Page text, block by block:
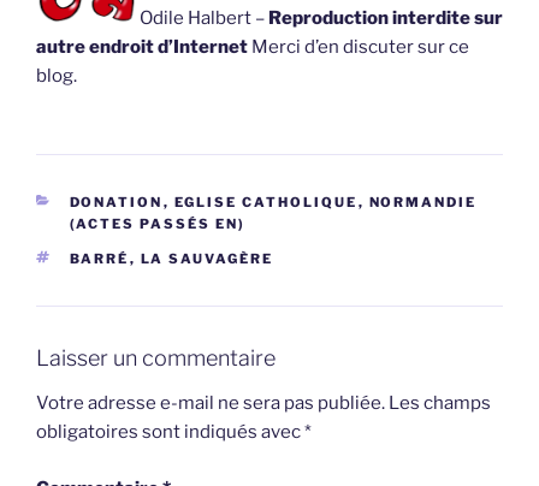
Odile Halbert – Reproduction interdite sur
autre endroit d’Internet Merci d’en discuter sur ce
blog.
CATÉGORIES
DONATION , EGLISE CATHOLIQUE , NORMANDIE
(ACTES PASSÉS EN)
ÉTIQUETTES
BARRÉ , LA SAUVAGÈRE
Laisser un commentaire
Votre adresse e-mail ne sera pas publiée. Les champs
obligatoires sont indiqués avec*